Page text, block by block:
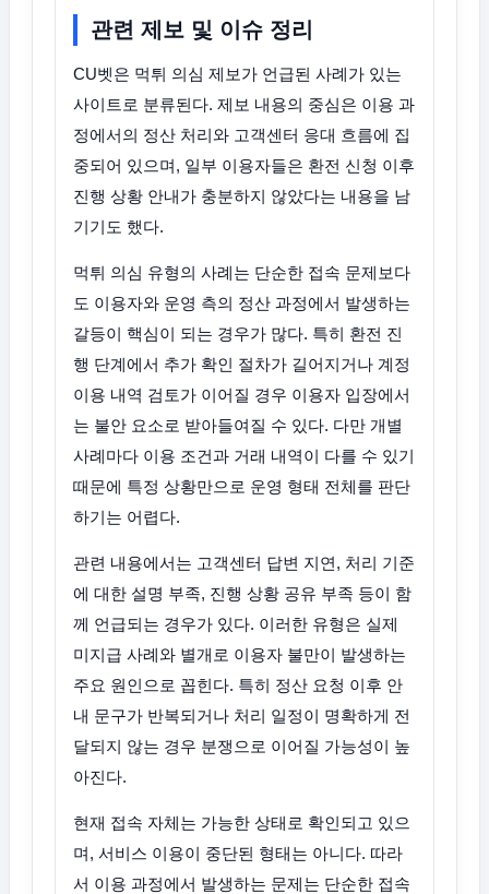
관련 제보 및 이슈 정리
CU벳은 먹튀 의심 제보가 언급된 사례가 있는
사이트로 분류된다. 제보 내용의 중심은 이용 과
정에서의 정산 처리와 고객센터 응대 흐름에 집
중되어 있으며, 일부 이용자들은 환전 신청 이후
진행 상황 안내가 충분하지 않았다는 내용을 남
기기도 했다.
먹튀 의심 유형의 사례는 단순한 접속 문제보다
도 이용자와 운영 측의 정산 과정에서 발생하는
갈등이 핵심이 되는 경우가 많다. 특히 환전 진
행 단계에서 추가 확인 절차가 길어지거나 계정
이용 내역 검토가 이어질 경우 이용자 입장에서
는 불안 요소로 받아들여질 수 있다. 다만 개별
사례마다 이용 조건과 거래 내역이 다를 수 있기
때문에 특정 상황만으로 운영 형태 전체를 판단
하기는 어렵다.
관련 내용에서는 고객센터 답변 지연, 처리 기준
에 대한 설명 부족, 진행 상황 공유 부족 등이 함
께 언급되는 경우가 있다. 이러한 유형은 실제
미지급 사례와 별개로 이용자 불만이 발생하는
주요 원인으로 꼽힌다. 특히 정산 요청 이후 안
내 문구가 반복되거나 처리 일정이 명확하게 전
달되지 않는 경우 분쟁으로 이어질 가능성이 높
아진다.
현재 접속 자체는 가능한 상태로 확인되고 있으
며, 서비스 이용이 중단된 형태는 아니다. 따라
서 이용 과정에서 발생하는 문제는 단순한 접속